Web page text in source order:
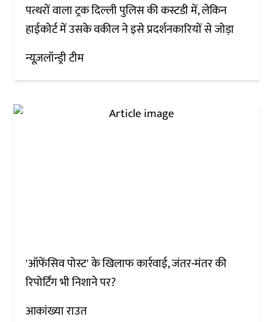
पत्थरों वाला ट्रक दिल्ली पुलिस की कस्टडी में, लेकिन
हाईकोर्ट में उसके वकील ने इसे प्रदर्शनकारियों से जोड़ा
न्यूज़लॉन्ड्री टीम
'ऑफेंसिव पोस्ट' के खिलाफ कार्रवाई, जंतर-मंतर की
रिपोर्टिंग भी निशाने पर?
आकांख्या राउत